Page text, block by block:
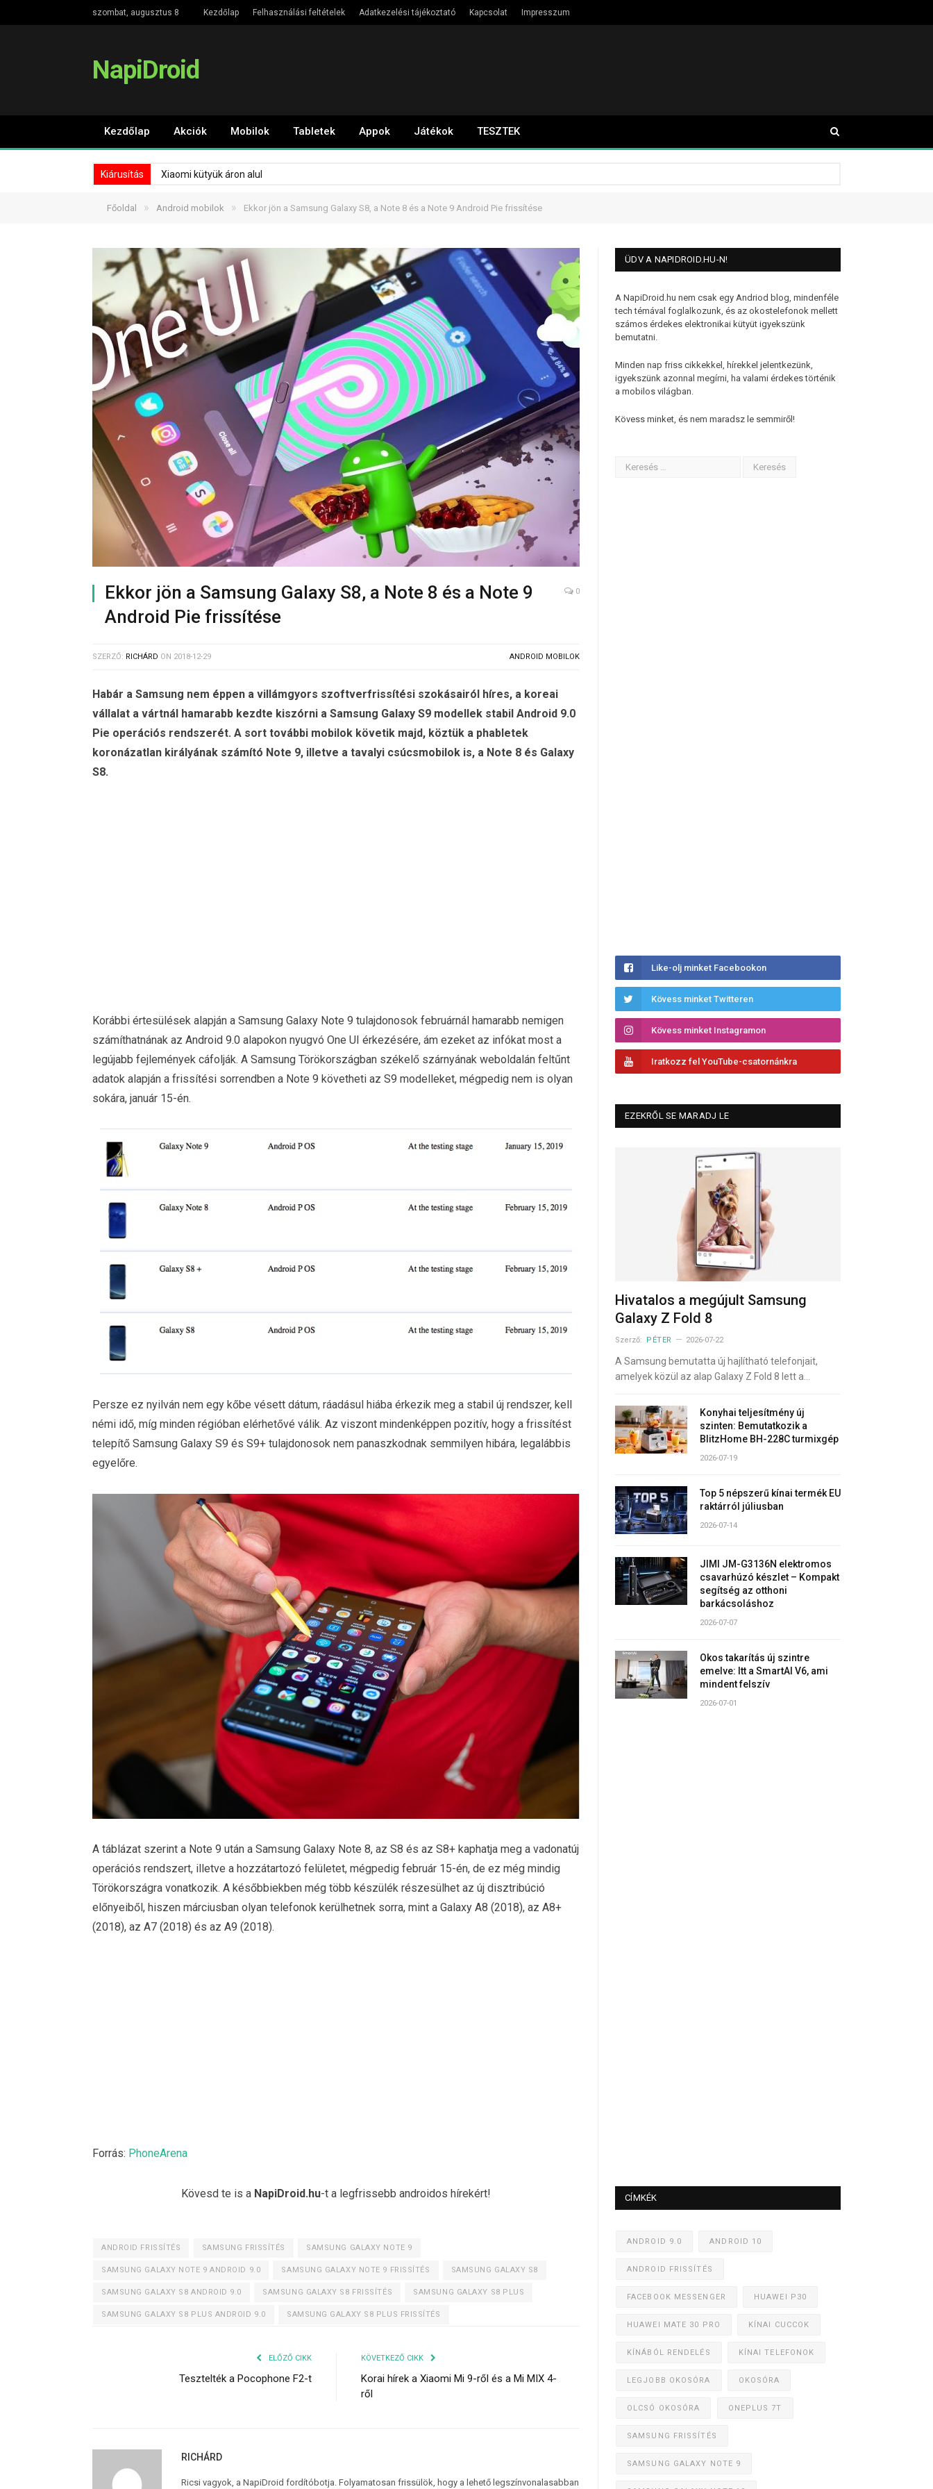
szombat, augusztus 8 Kezdőlap Felhasználási feltételek Adatkezelési tájékoztató Kapcsolat Impresszum
NapiDroid
Kezdőlap Akciók Mobilok Tabletek Appok Játékok TESZTEK
Kiárusítás Xiaomi kütyük áron alul
Főoldal » Android mobilok » Ekkor jön a Samsung Galaxy S8, a Note 8 és a Note 9 Android Pie frissítése
Ekkor jön a Samsung Galaxy S8, a Note 8 és a Note 9
Android Pie frissítése
0
SZERZŐ: RICHÁRD ON 2018-12-29 ANDROID MOBILOK
Habár a Samsung nem éppen a villámgyors szoftverfrissítési szokásairól híres, a koreai
vállalat a vártnál hamarabb kezdte kiszórni a Samsung Galaxy S9 modellek stabil Android 9.0
Pie operációs rendszerét. A sort további mobilok követik majd, köztük a phabletek
koronázatlan királyának számító Note 9, illetve a tavalyi csúcsmobilok is, a Note 8 és Galaxy
S8.
Korábbi értesülések alapján a Samsung Galaxy Note 9 tulajdonosok februárnál hamarabb nemigen
számíthatnának az Android 9.0 alapokon nyugvó One UI érkezésére, ám ezeket az infókat most a
legújabb fejlemények cáfolják. A Samsung Törökországban székelő szárnyának weboldalán feltűnt
adatok alapján a frissítési sorrendben a Note 9 követheti az S9 modelleket, mégpedig nem is olyan
sokára, január 15-én.
Persze ez nyilván nem egy kőbe vésett dátum, ráadásul hiába érkezik meg a stabil új rendszer, kell
némi idő, míg minden régióban elérhetővé válik. Az viszont mindenképpen pozitív, hogy a frissítést
telepítő Samsung Galaxy S9 és S9+ tulajdonosok nem panaszkodnak semmilyen hibára, legalábbis
egyelőre.
A táblázat szerint a Note 9 után a Samsung Galaxy Note 8, az S8 és az S8+ kaphatja meg a vadonatúj
operációs rendszert, illetve a hozzátartozó felületet, mégpedig február 15-én, de ez még mindig
Törökországra vonatkozik. A későbbiekben még több készülék részesülhet az új disztribúció
előnyeiből, hiszen márciusban olyan telefonok kerülhetnek sorra, mint a Galaxy A8 (2018), az A8+
(2018), az A7 (2018) és az A9 (2018).
Forrás: PhoneArena
Kövesd te is a NapiDroid.hu-t a legfrissebb androidos hírekért!
ANDROID FRISSÍTÉS SAMSUNG FRISSÍTÉS SAMSUNG GALAXY NOTE 9
SAMSUNG GALAXY NOTE 9 ANDROID 9.0 SAMSUNG GALAXY NOTE 9 FRISSÍTÉS SAMSUNG GALAXY S8
SAMSUNG GALAXY S8 ANDROID 9.0 SAMSUNG GALAXY S8 FRISSÍTÉS SAMSUNG GALAXY S8 PLUS
SAMSUNG GALAXY S8 PLUS ANDROID 9.0 SAMSUNG GALAXY S8 PLUS FRISSÍTÉS
ELŐZŐ CIKK
Tesztelték a Pocophone F2-t
KÖVETKEZŐ CIKK
Korai hírek a Xiaomi Mi 9-ről és a Mi MIX 4-
ről
RICHÁRD
Ricsi vagyok, a NapiDroid fordítóbotja. Folyamatosan frissülök, hogy a lehető legszínvonalasabban
ÜDV A NAPIDROID.HU-N!
A NapiDroid.hu nem csak egy Andriod blog, mindenféle
tech témával foglalkozunk, és az okostelefonok mellett
számos érdekes elektronikai kütyüt igyekszünk
bemutatni.
Minden nap friss cikkekkel, hírekkel jelentkezünk,
igyekszünk azonnal megírni, ha valami érdekes történik
a mobilos világban.
Kövess minket, és nem maradsz le semmiről!
Like-olj minket Facebookon
Kövess minket Twitteren
Kövess minket Instagramon
Iratkozz fel YouTube-csatornánkra
EZEKRŐL SE MARADJ LE
Hivatalos a megújult Samsung
Galaxy Z Fold 8
Szerző: PÉTER 2026-07-22
A Samsung bemutatta új hajlítható telefonjait,
amelyek közül az alap Galaxy Z Fold 8 lett a…
Konyhai teljesítmény új
szinten: Bemutatkozik a
BlitzHome BH-228C turmixgép
2026-07-19
Top 5 népszerű kínai termék EU
raktárról júliusban
2026-07-14
JIMI JM-G3136N elektromos
csavarhúzó készlet – Kompakt
segítség az otthoni
barkácsoláshoz
2026-07-07
Okos takarítás új szintre
emelve: Itt a SmartAI V6, ami
mindent felszív
2026-07-01
CÍMKÉK
ANDROID 9.0 ANDROID 10
ANDROID FRISSÍTÉS
FACEBOOK MESSENGER HUAWEI P30
HUAWEI MATE 30 PRO KÍNAI CUCCOK
KÍNÁBÓL RENDELÉS KÍNAI TELEFONOK
LEGJOBB OKOSÓRA OKOSÓRA
OLCSÓ OKOSÓRA ONEPLUS 7T
SAMSUNG FRISSÍTÉS
SAMSUNG GALAXY NOTE 9